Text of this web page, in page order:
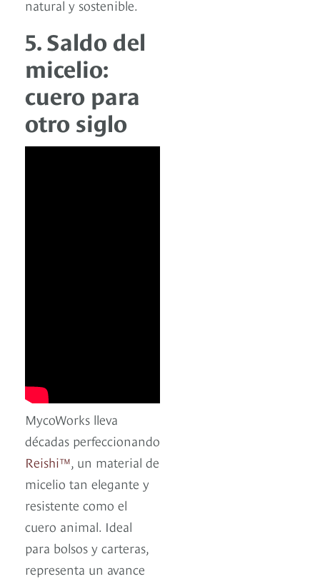
natural y sostenible.
5. Saldo del
micelio:
cuero para
otro siglo
MycoWorks lleva
décadas perfeccionando
Reishi™, un material de
micelio tan elegante y
resistente como el
cuero animal. Ideal
para bolsos y carteras,
representa un avance